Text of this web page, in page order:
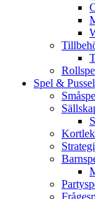
Spel & Pussel